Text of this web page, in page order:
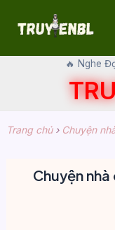
🔥 Nghe
Trang chủ› Chuyện
Chuyện